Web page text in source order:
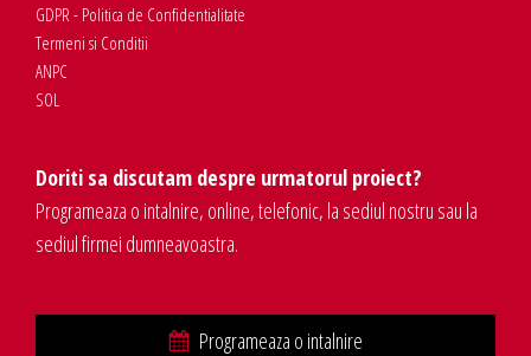
GDPR - Politica de Confidentialitate
Termeni si Conditii
ANPC
SOL
Doriti sa discutam despre urmatorul proiect?
Programeaza o intalnire, online, telefonic, la sediul nostru sau la
sediul firmei dumneavoastra.
Programeaza o intalnire